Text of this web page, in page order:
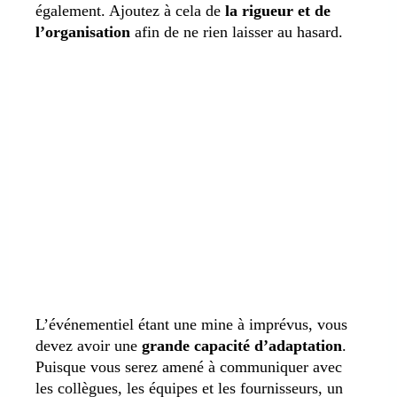
également. Ajoutez à cela de la rigueur et de
l’organisation afin de ne rien laisser au hasard.
L’événementiel étant une mine à imprévus, vous
devez avoir une grande capacité d’adaptation.
Puisque vous serez amené à communiquer avec
les collègues, les équipes et les fournisseurs, un